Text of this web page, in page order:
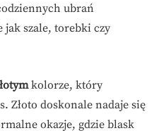
ubrań
jak szale, torebki czy
kolorze, który
Złoto doskonale nadaje się
okazje, gdzie blask